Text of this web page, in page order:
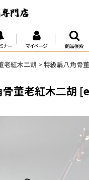
ナー マイページ 商品検索
老紅木二胡 > 特級扁八角骨
董老紅木二胡 [